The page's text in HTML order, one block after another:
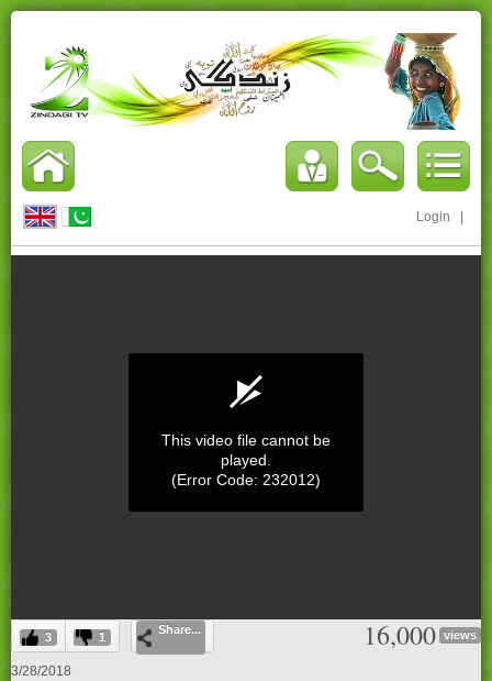
Login
0
seconds
of
0
This video file cannot be
played.
(Error Code: 232012)
3 1
Share... 16,000 views
3/28/2018